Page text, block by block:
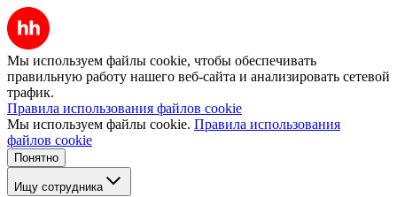
Мы используем файлы cookie, чтобы обеспечивать
правильную работу нашего веб-сайта и анализировать сетевой
трафик.
Правила использования файлов cookie
Мы используем файлы cookie. Правила использования
файлов cookie
Понятно
Ищу сотрудника